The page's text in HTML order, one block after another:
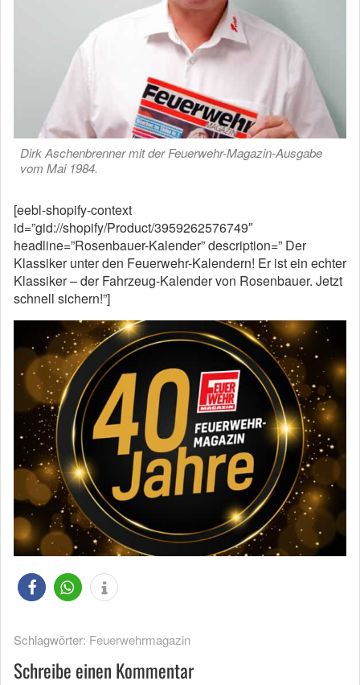
Dirk Aschenbrenner mit der Feuerwehr-Magazin-Ausgabe
vom Mai 1984.
[eebl-shopify-context
id=”gid://shopify/Product/3959262576749″
headline=”Rosenbauer-Kalender” description=” Der
Klassiker unter den Feuerwehr-Kalendern! Er ist ein echter
Klassiker – der Fahrzeug-Kalender von Rosenbauer. Jetzt
schnell sichern!”]
Schlagwörter: Feuerwehrmagazin
Schreibe einen Kommentar